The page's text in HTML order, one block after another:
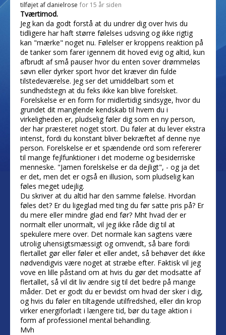
tilføjet af danielrose for 15 år siden
Tværtimod.
Jeg kan da godt forstå at du undrer dig over hvis du
tidligere har haft større følelses udsving og ikke rigtig
kan "mærke" noget nu. Følelser er kroppens reaktion på
de tanker som farer igennem dit hoved evig og altid, kun
afbrudt af små pauser hvor du enten sover drømmeløs
søvn eller dyrker sport hvor det kræver din fulde
tilstedeværelse. Jeg ser det umiddelbart som et
sundhedstegn at du feks ikke kan blive forelsket.
Forelskelse er en form for midlertidig sindsyge, hvor du
grundet dit manglende kendskab til hvem du i
virkeligheden er, pludselig føler dig som en ny person,
der har præsteret noget stort. Du føler at du lever ekstra
intenst, fordi du konstant bliver bekræftet af denne nye
person. Forelskelse er et spændende ord som refererer
til mange fejlfunktioner i det moderne og besiderriske
menneske. "Jamen forelskelse er da dejligt", - og ja det
er det, men det er også en illusion, som pludselig kan
føles meget udejlig.
Du skriver at du altid har den samme følelse. Hvordan
føles det? Er du ligeglad med ting du før satte pris på? Er
du mere eller mindre glad end før? Mht hvad der er
normalt eller unormalt, vil jeg ikke råde dig til at
spekulere mere over. Det normale kan sagtens være
utrolig uhensigtsmæssigt og omvendt, så bare fordi
flertallet gør eller føler et eller andet, så behøver det ikke
nødvendigvis være noget at stræbe efter. Faktisk vil jeg
vove en lille påstand om at hvis du gør det modsatte af
flertallet, så vil dit liv ændre sig til det bedre på mange
måder. Det er godt du er bevidst om hvad der sker i dig,
og hvis du føler en tiltagende utilfredshed, eller din krop
virker energiforladt i længere tid, bør du tage aktion i
form af professionel mental behandling.
Mvh